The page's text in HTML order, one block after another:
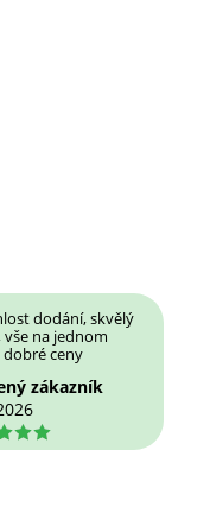
dodání, skvělý
vše na jednom
dobré ceny
zákazník